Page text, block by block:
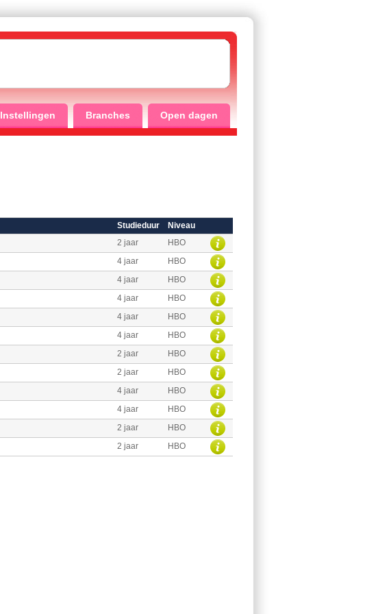
Instellingen Branches Open dagen
Studieduur
Niveau
2 jaar
HBO
4 jaar
HBO
4 jaar
HBO
4 jaar
HBO
4 jaar
HBO
4 jaar
HBO
2 jaar
HBO
2 jaar
HBO
4 jaar
HBO
4 jaar
HBO
2 jaar
HBO
2 jaar HBO